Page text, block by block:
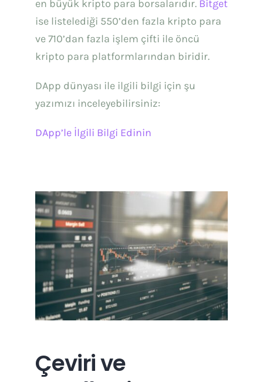
en büyük kripto para borsalarıdır. Bitget
ise listelediği 550’den fazla kripto para
ve 710’dan fazla işlem çifti ile öncü
kripto para platformlarından biridir.
DApp dünyası ile ilgili bilgi için şu
yazımızı inceleyebilirsiniz:
DApp’le İlgili Bilgi Edinin
Çeviri ve